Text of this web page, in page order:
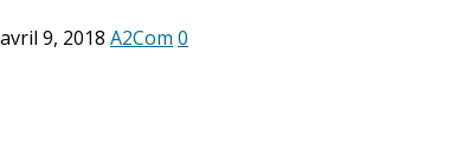
avril 9, 2018 A2Com 0